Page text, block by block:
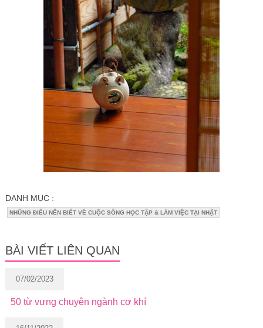
DANH MỤC :
NHỮNG ĐIỀU NÊN BIẾT VỀ CUỘC SỐNG HỌC TẬP & LÀM VIỆC TẠI NHẬT
BÀI VIẾT LIÊN QUAN
07/02/2023
50 từ vựng chuyên ngành cơ khí